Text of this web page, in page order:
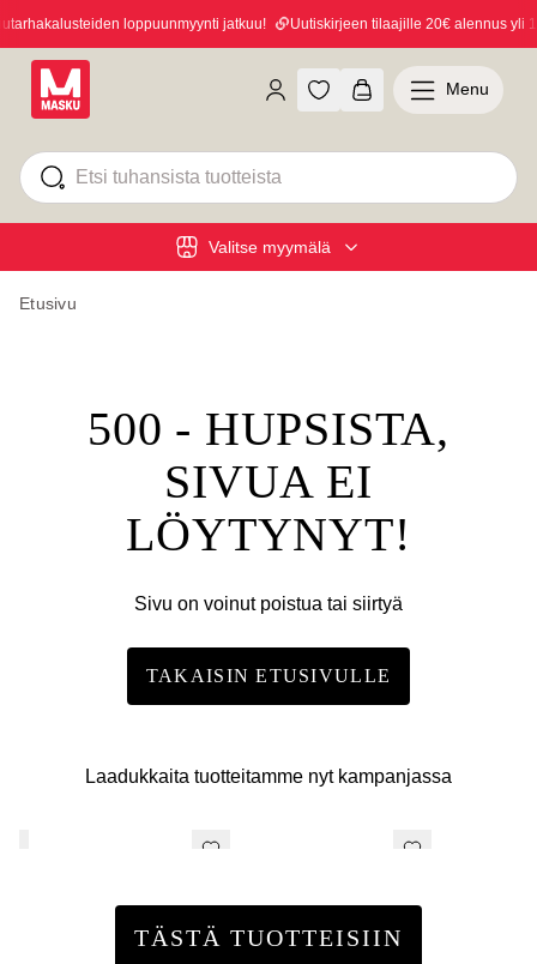
loppuunmyynti jatkuu! Uutiskirjeen tilaajille 20€ alennus yli
Valitse myymälä
Menu
Etusivu
500 - HUPSISTA,
SIVUA EI
LÖYTYNYT!
Sivu on voinut poistua tai siirtyä
TAKAISIN ETUSIVULLE
Laadukkaita tuotteitamme nyt kampanjassa
TÄSTÄ TUOTTEISIIN